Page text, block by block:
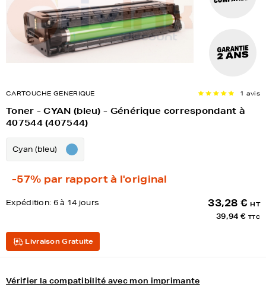
CARTOUCHE GENERIQUE 1 avis
Toner - CYAN (bleu) - Générique correspondant à
407544 (407544)
Cyan (bleu)
-57% par rapport à l'original
Expédition: 6 à 14 jours 33,28 € HT
39,94 € TTC
Livraison Gratuite
Vérifier la compatibilité avec mon imprimante